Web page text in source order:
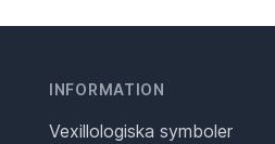
INFORMATION
Vexillologiska symboler